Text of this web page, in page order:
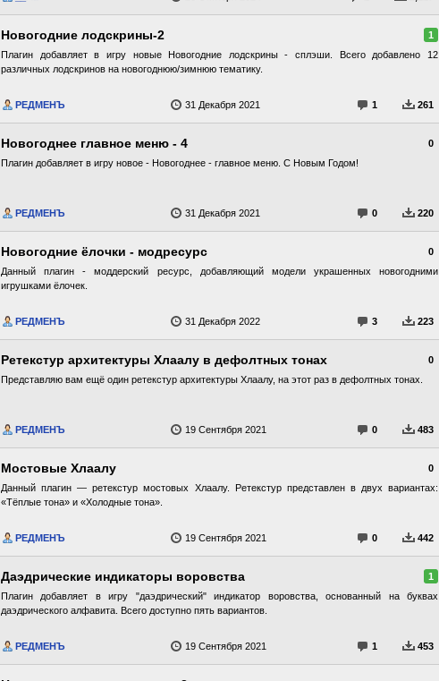
1
Новогодние лодскрины-2
Плагин добавляет в игру новые Новогодние лодскрины - сплэши. Всего добавлено 12
различных лодскринов на новогоднюю/зимнюю тематику.
261
1
РЕДМЕНЪ 31 Декабря 2021
0
Новогоднее главное меню - 4
Плагин добавляет в игру новое - Новогоднее - главное меню. С Новым Годом!
220
0
РЕДМЕНЪ 31 Декабря 2021
0
Новогодние ёлочки - модресурс
Данный плагин - моддерский ресурс, добавляющий модели украшенных новогодними
игрушками ёлочек.
223
3
РЕДМЕНЪ 31 Декабря 2022
0
Ретекстур архитектуры Хлаалу в дефолтных тонах
Представляю вам ещё один ретекстур архитектуры Хлаалу, на этот раз в дефолтных тонах.
483
0
РЕДМЕНЪ 19 Сентября 2021
0
Мостовые Хлаалу
Данный плагин — ретекстур мостовых Хлаалу. Ретекстур представлен в двух вариантах:
«Тёплые тона» и «Холодные тона».
442
0
РЕДМЕНЪ 19 Сентября 2021
1
Даэдрические индикаторы воровства
Плагин добавляет в игру "даэдрический" индикатор воровства, основанный на буквах
даэдрического алфавита. Всего доступно пять вариантов.
453
1
РЕДМЕНЪ 19 Сентября 2021